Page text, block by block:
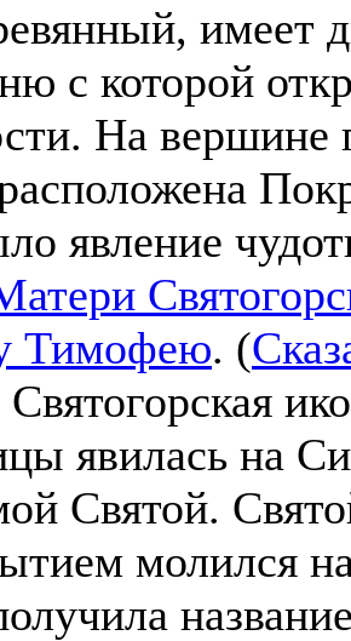
имеет
с которой
На вершине
явление
Тимофею. (
явилась на
Святой.
молился